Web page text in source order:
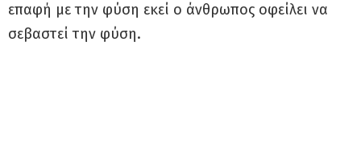
επαφή με την φύση εκεί ο άνθρωπος οφείλει να
σεβαστεί την φύση.